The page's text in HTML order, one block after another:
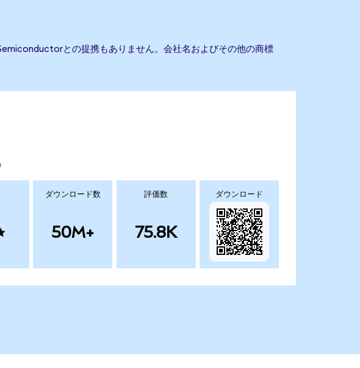
との提携もありません。会社名およびその他の商標
ダウンロード数
50M+
評価数
75.8K
ダウンロード